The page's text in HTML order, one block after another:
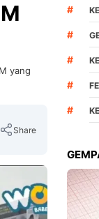
yang
Share
Link
#
#
#
#
#